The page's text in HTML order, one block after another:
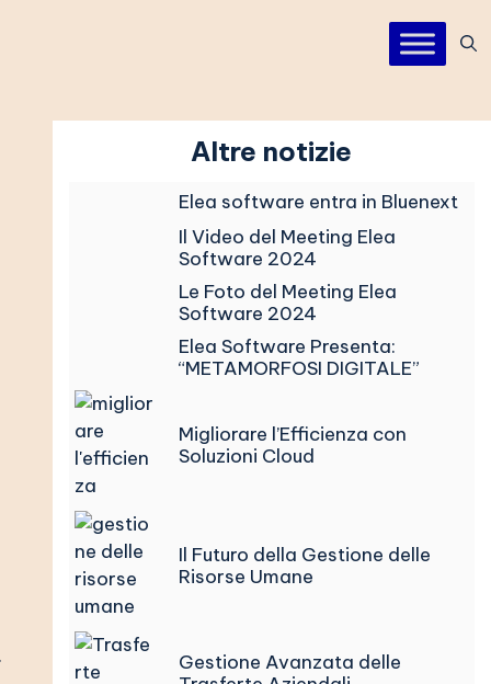
Altre notizie
Elea software entra in Bluenext
Il Video del Meeting Elea
Software 2024
Le Foto del Meeting Elea
Software 2024
Elea Software Presenta:
“METAMORFOSI DIGITALE”
Migliorare l’Efficienza con
Soluzioni Cloud
Il Futuro della Gestione delle
Risorse Umane
Gestione Avanzata delle